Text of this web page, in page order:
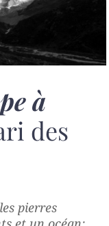
à
des
pierres